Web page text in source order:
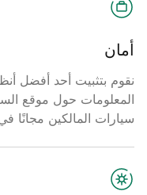
أمان
نقوم بتثبيت أحد أفضل
المعلومات حول موقع
سيارات المالكين